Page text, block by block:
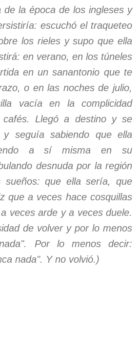
de la época de los ingleses y
escuchó el traqueteo
los rieles y supo que ella
en verano, en los túneles
en un sanantonio que te
o en las noches de julio,
vacía en la complicidad
Llegó a destino y se
y seguía sabiendo que ella
a sí misma en su
desnuda por la región
sueños: que ella sería, que
que a veces hace cosquillas
veces arde y a veces duele.
de volver y por lo menos
Por lo menos decir:
nada". Y no volvió.)